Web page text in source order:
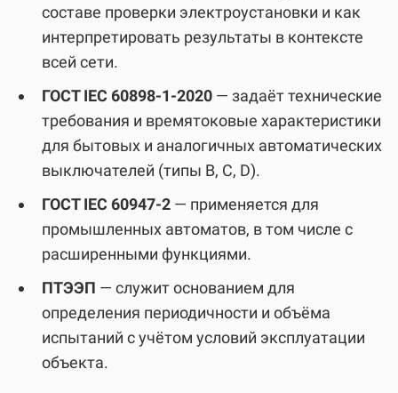
составе проверки электроустановки и как
интерпретировать результаты в контексте
всей сети.
ГОСТ IEC 60898-1-2020 — задаёт технические
требования и времятоковые характеристики
для бытовых и аналогичных автоматических
выключателей (типы B, C, D).
ГОСТ IEC 60947-2 — применяется для
промышленных автоматов, в том числе с
расширенными функциями.
ПТЭЭП — служит основанием для
определения периодичности и объёма
испытаний с учётом условий эксплуатации
объекта.